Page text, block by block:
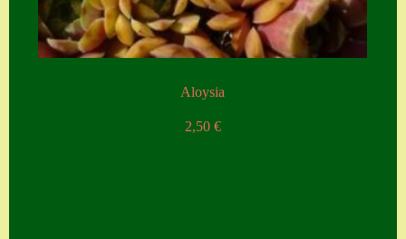
Aloysia
2,50 €